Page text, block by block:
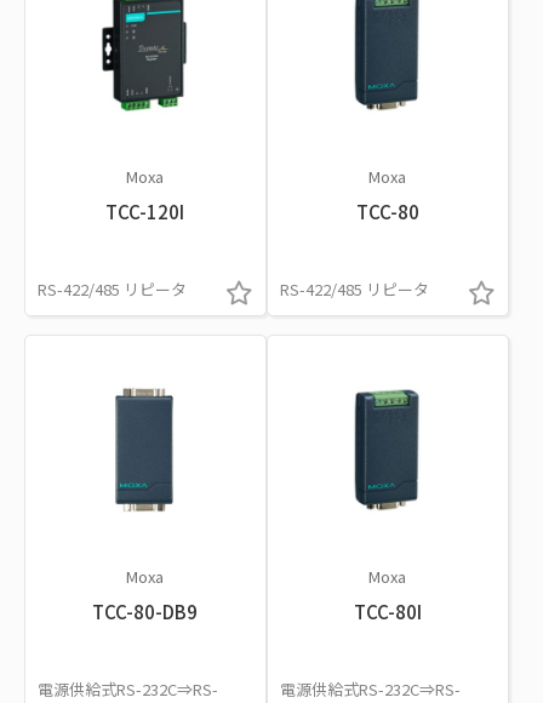
Moxa
TCC-120I
RS-422/485 リピータ
Moxa
TCC-80
RS-422/485 リピータ
Moxa
TCC-80-DB9
電源供給式RS-232C⇒RS-
Moxa
TCC-80I
電源供給式RS-232C⇒RS-